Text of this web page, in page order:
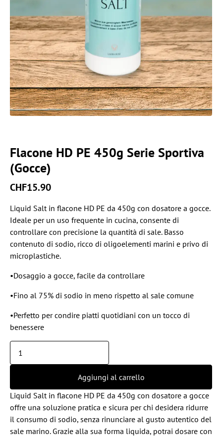
Flacone HD PE 450g Serie Sportiva
(Gocce)
CHF15.90
Liquid Salt in flacone HD PE da 450g con dosatore a gocce.
Ideale per un uso frequente in cucina, consente di
controllare con precisione la quantità di sale. Basso
contenuto di sodio, ricco di oligoelementi marini e privo di
microplastiche.
•Dosaggio a gocce, facile da controllare
•Fino al 75% di sodio in meno rispetto al sale comune
•Perfetto per condire piatti quotidiani con un tocco di
benessere
Aggiungi al carrello
Liquid Salt in flacone HD PE da 450g con dosatore a gocce
offre una soluzione pratica e sicura per chi desidera ridurre
il consumo di sodio, senza rinunciare al gusto autentico del
sale marino. Grazie alla sua forma liquida, potrai dosare con